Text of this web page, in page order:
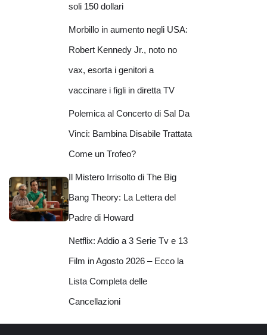
soli 150 dollari
Morbillo in aumento negli USA:
Robert Kennedy Jr., noto no
vax, esorta i genitori a
vaccinare i figli in diretta TV
Polemica al Concerto di Sal Da
Vinci: Bambina Disabile Trattata
Come un Trofeo?
Il Mistero Irrisolto di The Big
Bang Theory: La Lettera del
Padre di Howard
Netflix: Addio a 3 Serie Tv e 13
Film in Agosto 2026 – Ecco la
Lista Completa delle
Cancellazioni